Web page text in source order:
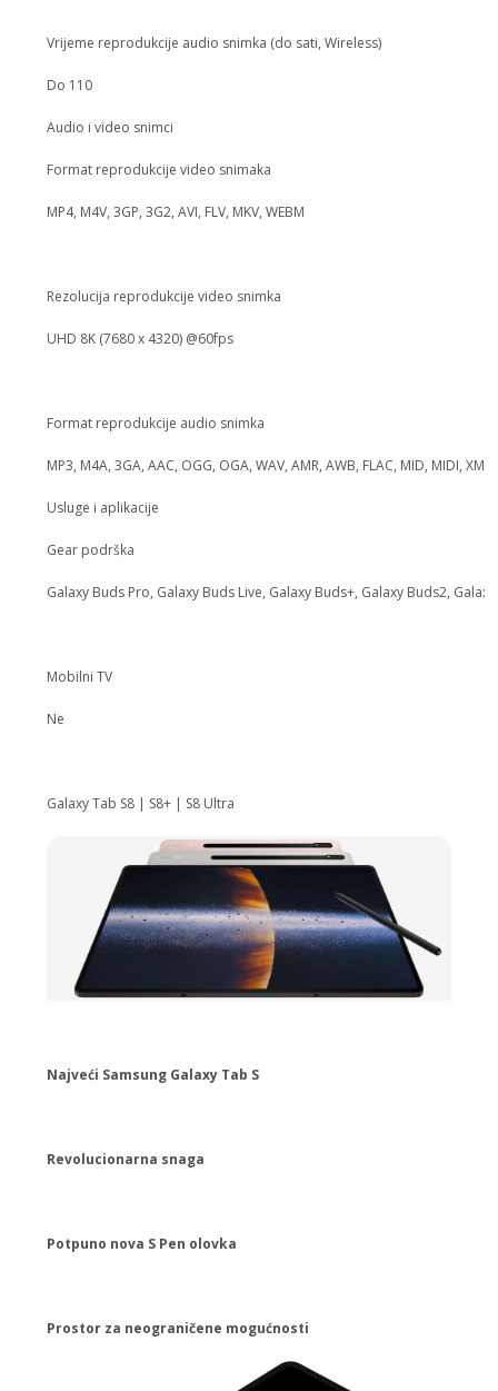
Vrijeme reprodukcije audio snimka (do sati, Wireless)
Do 110
Audio i video snimci
Format reprodukcije video snimaka
MP4, M4V, 3GP, 3G2, AVI, FLV, MKV, WEBM
Rezolucija reprodukcije video snimka
UHD 8K (7680 x 4320) @60fps
Format reprodukcije audio snimka
MP3, M4A, 3GA, AAC, OGG, OGA, WAV, AMR, AWB, FLAC, MID, MIDI, XMF,
Usluge i aplikacije
Gear podrška
Galaxy Buds Pro, Galaxy Buds Live, Galaxy Buds+, Galaxy Buds2,
Mobilni TV
Ne
Galaxy Tab S8 | S8+ | S8 Ultra
Najveći Samsung Galaxy Tab S
Revolucionarna snaga
Potpuno nova S Pen olovka
Prostor za neograničene mogućnosti